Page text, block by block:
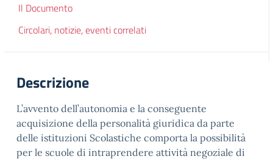
Il Documento
Circolari, notizie, eventi correlati
Descrizione
L’avvento dell’autonomia e la conseguente
acquisizione della personalità giuridica da parte
delle istituzioni Scolastiche comporta la possibilità
per le scuole di intraprendere attività negoziale di